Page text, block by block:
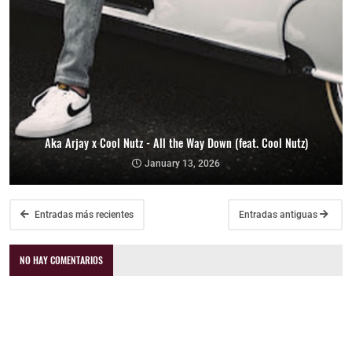
Aka Arjay x Cool Nutz - All the Way Down (feat. Cool Nutz)
January 13, 2026
Entradas más recientes Entradas antiguas
NO HAY COMENTARIOS